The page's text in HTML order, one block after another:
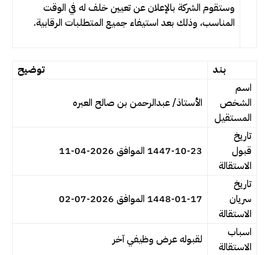
وستقوم الشركة بالإعلان عن تعيين خلف له في الوقت
المناسب، وذلك بعد استيفاء جميع المتطلبات الرقابية.
بند
توضيح
اسم
الشخص
المستقيل
الأستاذ/ عبدالرحمن بن صالح العبره
تاريخ
قبول
الاستقالة
1447-10-23 الموافق 2026-04-11
تاريخ
سريان
الاستقالة
1448-01-17 الموافق 2026-07-02
اسباب
الاستقالة
لقبوله عرض وظيفي آخر